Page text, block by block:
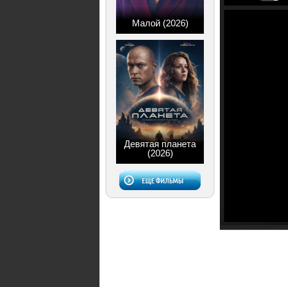
Малой (2026)
Девятая планета
(2026)